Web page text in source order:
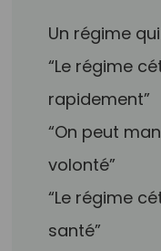
Un régime
“Le régime
rapidement”
“On peut
volonté”
“Le régime
santé”